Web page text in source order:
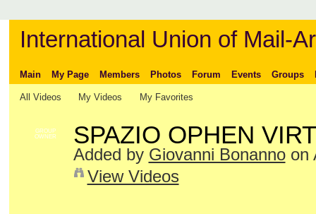
International Union of Mail-
Main My Page Members Photos Forum Events Groups
All Videos My Videos My Favorites
GROUP
OWNER
SPAZIO OPHEN
Added by Giovanni Bonannoon
View Videos